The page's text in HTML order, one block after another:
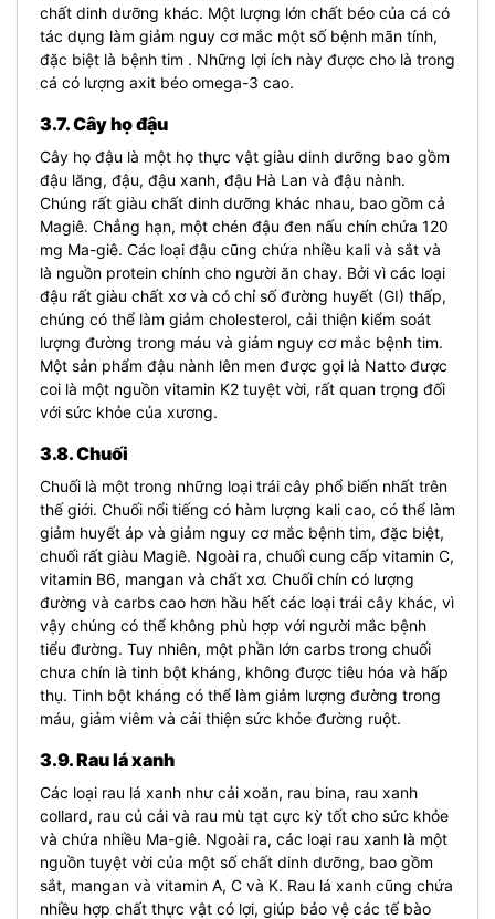
chất dinh dưỡng khác. Một lượng lớn chất béo của cá có
tác dụng làm giảm nguy cơ mắc một số bệnh mãn tính,
đặc biệt là bệnh tim . Những lợi ích này được cho là trong
cá có lượng axit béo omega-3 cao.
3.7. Cây họ đậu
Cây họ đậu là một họ thực vật giàu dinh dưỡng bao gồm
đậu lăng, đậu, đậu xanh, đậu Hà Lan và đậu nành.
Chúng rất giàu chất dinh dưỡng khác nhau, bao gồm cả
Magiê. Chẳng hạn, một chén đậu đen nấu chín chứa 120
mg Ma-giê. Các loại đậu cũng chứa nhiều kali và sắt và
là nguồn protein chính cho người ăn chay. Bởi vì các loại
đậu rất giàu chất xơ và có chỉ số đường huyết (GI) thấp,
chúng có thể làm giảm cholesterol, cải thiện kiểm soát
lượng đường trong máu và giảm nguy cơ mắc bệnh tim.
Một sản phẩm đậu nành lên men được gọi là Natto được
coi là một nguồn vitamin K2 tuyệt vời, rất quan trọng đối
với sức khỏe của xương.
3.8. Chuối
Chuối là một trong những loại trái cây phổ biến nhất trên
thế giới. Chuối nổi tiếng có hàm lượng kali cao, có thể làm
giảm huyết áp và giảm nguy cơ mắc bệnh tim, đặc biệt,
chuối rất giàu Magiê. Ngoài ra, chuối cung cấp vitamin C,
vitamin B6, mangan và chất xơ. Chuối chín có lượng
đường và carbs cao hơn hầu hết các loại trái cây khác, vì
vậy chúng có thể không phù hợp với người mắc bệnh
tiểu đường. Tuy nhiên, một phần lớn carbs trong chuối
chưa chín là tinh bột kháng, không được tiêu hóa và hấp
thụ. Tinh bột kháng có thể làm giảm lượng đường trong
máu, giảm viêm và cải thiện sức khỏe đường ruột.
3.9. Rau lá xanh
Các loại rau lá xanh như cải xoăn, rau bina, rau xanh
collard, rau củ cải và rau mù tạt cực kỳ tốt cho sức khỏe
và chứa nhiều Ma-giê. Ngoài ra, các loại rau xanh là một
nguồn tuyệt vời của một số chất dinh dưỡng, bao gồm
sắt, mangan và vitamin A, C và K. Rau lá xanh cũng chứa
nhiều hợp chất thực vật có lợi, giúp bảo vệ các tế bào